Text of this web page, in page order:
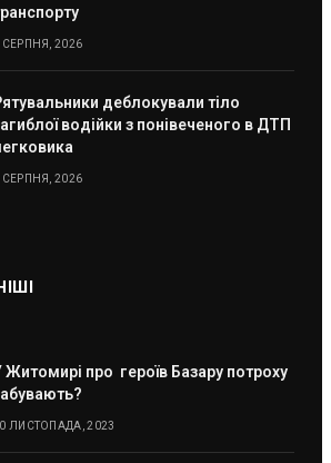
СЕРПНЯ, 2026
деблокували тіло
водійки з понівеченого в ДТП
СЕРПНЯ, 2026
Житомирі про героїв Базару потроху
ЛИСТОПАДА, 2023